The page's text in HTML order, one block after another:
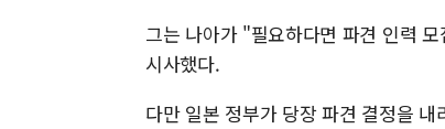
그는 나아가 "필요하다면 파견 인력
시사했다.
다만 일본 정부가 당장 파견 결정을